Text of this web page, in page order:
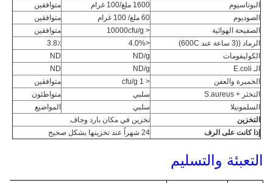
البوتاسيوم
1600 ملغ/100 غرام
متوافقين
الصوديوم
60 ملغ/ 100 غرام
متوافقين
الصفيحة الهوائية
< 10000cfu/g
متوافقين
الرماد ((3 ساعة عند 600C)
3.8٪
الكوليفومات
ND/g
ND
الـ E.coli
ND/g
ND
الخميرة والعفن
< 1 cfu/g
متوافقين
التخثر + S.aureus
سلبي
متواطئون
السلمونيلا
سلبي
المواضيع
التخزين
تخزين في مكان بارد وجاف
إذا كانت على الرف
24 شهراً عند تخزينها بشكل صحيح
التعبئة والتسليم